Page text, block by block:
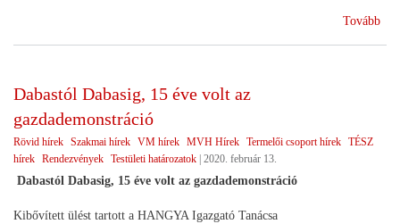
Tovább
Dabastól Dabasig, 15 éve volt az
gazdademonstráció
Rövid hírek Szakmai hírek VM hírek MVH Hírek Termelői csoport hírek TÉSZ
hírek Rendezvények Testületi határozatok 2020. február 13.
Dabastól Dabasig, 15 éve volt az gazdademonstráció
Kibővített ülést tartott a HANGYA Igazgató Tanácsa